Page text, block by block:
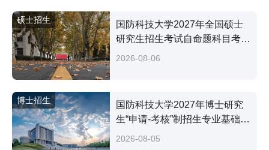
硕士招生
国防科技大学2027年全国硕士
研究生招生考试自命题科目考试
大纲
2026-08-06
博士招生
国防科技大学2027年博士研究
生“申请-考核”制招生专业基础笔
试考试大纲
2026-08-05